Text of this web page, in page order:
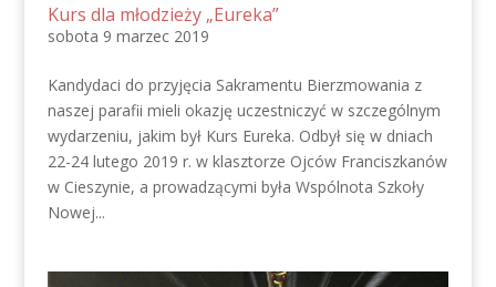
Kurs dla młodzieży „Eureka”
sobota 9 marzec 2019
Kandydaci do przyjęcia Sakramentu Bierzmowania z
naszej parafii mieli okazję uczestniczyć w szczególnym
wydarzeniu, jakim był Kurs Eureka. Odbył się w dniach
22-24 lutego 2019 r. w klasztorze Ojców Franciszkanów
w Cieszynie, a prowadzącymi była Wspólnota Szkoły
Nowej...